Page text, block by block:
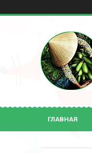
ГЛАВНАЯ